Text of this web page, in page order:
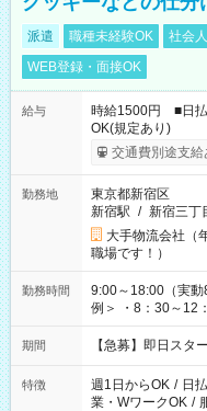
派遣 職種未経験OK 社会
WEB登録・面接OK
給与
時給1500円 ■日
OK(規定あり)
交通費別途支給
勤務地
東京都新宿区
新宿駅 / 新宿三丁
大手物流会社（
職場です！）
勤務時間
9:00～18:00（実動8時間） 希望の時間帯を選
例＞ ・8：30～12
・13：00～22：
期間 【急募】即日スタ
特徴 週1日からOK / 日
業・WワークOK /